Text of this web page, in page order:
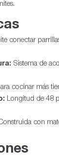
conectar
Sistema de
cocinar más
Longitud de 48
con